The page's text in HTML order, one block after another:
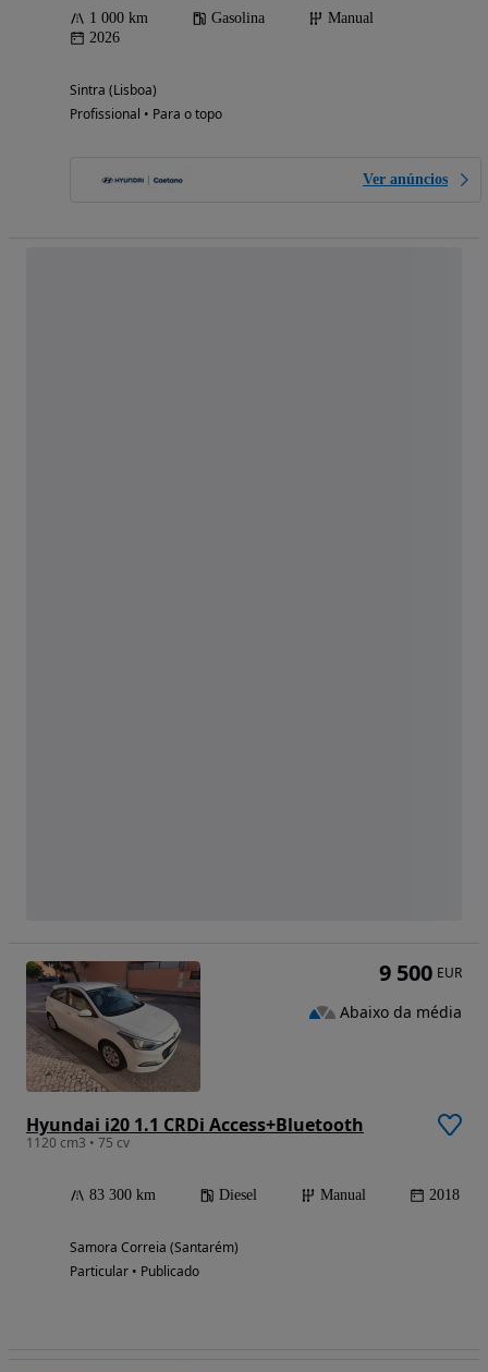
1 000 km Gasolina
Manual
2026
Sintra (Lisboa)
Profissional • Para o topo
Ver anúncios
Hyundai i20 1.1 CRDi Access+Bluetooth
1120 cm3 • 75 cv
83 300 km Diesel Manual 2018
Samora Correia (Santarém)
Particular • Publicado
9 500 EUR
Abaixo da média